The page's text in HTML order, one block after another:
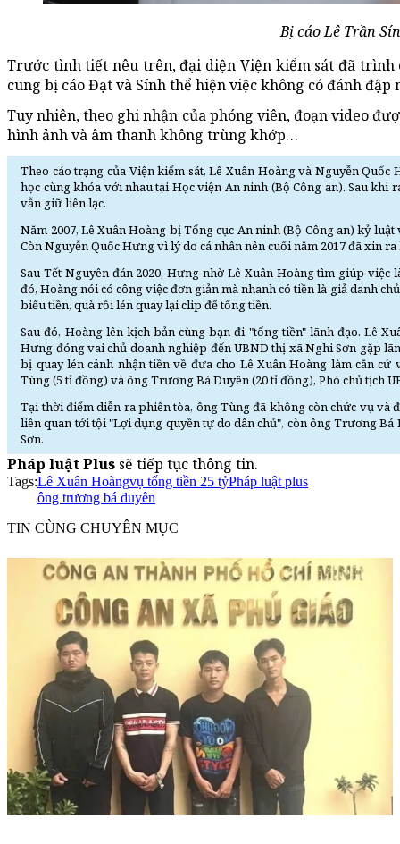
Bị cáo Lê Trần
Trước tình tiết nêu trên, đại diện Viện kiểm sát đã trình
cung bị cáo Đạt và Sính thể hiện việc không có đánh đập
Tuy nhiên, theo ghi nhận của phóng viên, đoạn video
hình ảnh và âm thanh không trùng khớp…
Theo cáo trạng của Viện kiểm sát, Lê Xuân Hoàng và Nguyễn
học cùng khóa với nhau tại Học viện An ninh (Bộ Công an). Sau khi
vẫn giữ liên lạc.
Năm 2007, Lê Xuân Hoàng bị Tổng cục An ninh (Bộ Công an) kỷ
Còn Nguyễn Quốc Hưng vì lý do cá nhân nên cuối năm 2017 đã xin
Sau Tết Nguyên đán 2020, Hưng nhờ Lê Xuân Hoàng tìm giúp việc
đó, Hoàng nói có công việc đơn giản mà nhanh có tiền là giả danh
biếu tiền, quà rồi lén quay lại clip để tống tiền.
Sau đó, Hoàng lên kịch bản cùng bạn đi "tống tiền" lãnh đạo. Lê
Hưng đóng vai chủ doanh nghiệp đến UBND thị xã Nghi Sơn gặp
bị quay lén cảnh nhận tiền về đưa cho Lê Xuân Hoàng làm căn
Tùng (5 tỉ đồng) và ông Trương Bá Duyên (20 tỉ đồng), Phó chủ tịch
Tại thời điểm diễn ra phiên tòa, ông Tùng đã không còn chức vụ và
liên quan tới tội "Lợi dụng quyền tự do dân chủ", còn ông Trương
Sơn.
Pháp luật Plus sẽ tiếp tục thông tin.
Tags:Lê Xuân Hoàngvụ tống tiền 25 tỷPháp luật plus
ông trương bá duyên
TIN CÙNG CHUYÊN MỤC